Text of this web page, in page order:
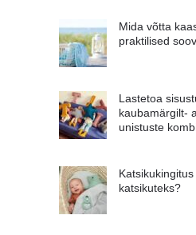
Mida võtta
praktilised
Lastetoa
kaubamärgilt-
unistuste
katsikuteks?